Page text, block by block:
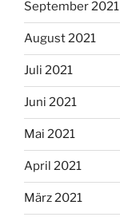
September 2021
August 2021
Juli 2021
Juni 2021
Mai 2021
April 2021
März 2021